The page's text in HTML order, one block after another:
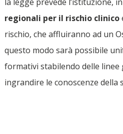
regionali per il rischio clinico
rischio, che affluiranno ad un
questo modo sarà possibile
formativi stabilendo delle linee
ingrandire le conoscenze della